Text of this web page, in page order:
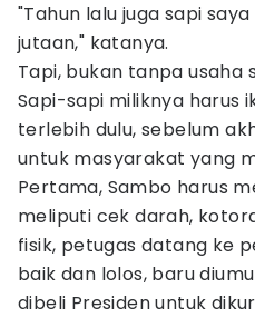
"Tahun lalu juga sapi
jutaan," katanya.
Tapi, bukan tanpa usaha
Sapi-sapi miliknya harus
terlebih dulu, sebelum
untuk masyarakat yang
Pertama, Sambo harus
meliputi cek darah,
fisik, petugas datang ke
baik dan lolos, baru
dibeli Presiden untuk